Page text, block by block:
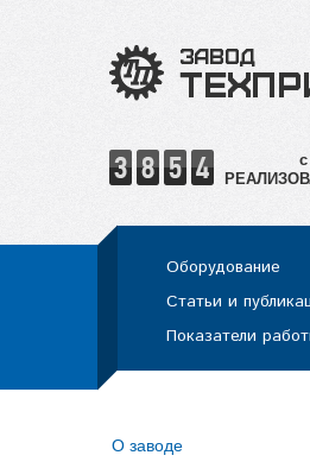
Оборудование
Статьи и
Показатели
О заводе